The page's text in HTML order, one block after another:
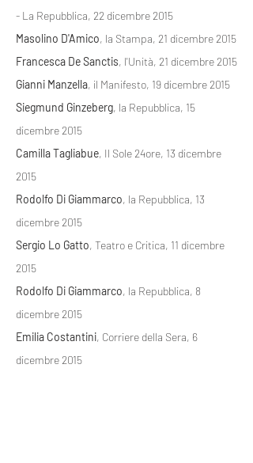
- La Repubblica, 22 dicembre 2015
Masolino D'Amico, la Stampa, 21 dicembre 2015
Francesca De Sanctis, l'Unità, 21 dicembre 2015
Gianni Manzella, il Manifesto, 19 dicembre 2015
Siegmund Ginzeberg, la Repubblica, 15
dicembre 2015
Camilla Tagliabue, Il Sole 24ore, 13 dicembre
2015
Rodolfo Di Giammarco, la Repubblica, 13
dicembre 2015
Sergio Lo Gatto, Teatro e Critica, 11 dicembre
2015
Rodolfo Di Giammarco, la Repubblica, 8
dicembre 2015
Emilia Costantini, Corriere della Sera, 6
dicembre 2015